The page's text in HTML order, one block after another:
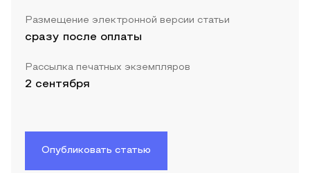
Размещение электронной версии статьи
сразу после оплаты
Рассылка печатных экземпляров
2 сентября
Опубликовать статью